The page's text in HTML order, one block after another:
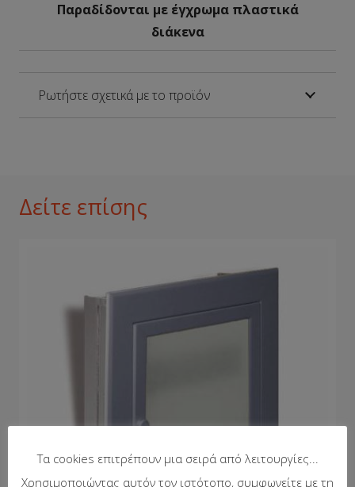
Παραδίδονται με έγχρωμα πλαστικά
διάκενα
Ρωτήστε σχετικά με το προϊόν
Δείτε επίσης
Τα cookies επιτρέπουν μια σειρά από λειτουργίες...
Χρησιμοποιώντας αυτόν τον ιστότοπο, συμφωνείτε με τη